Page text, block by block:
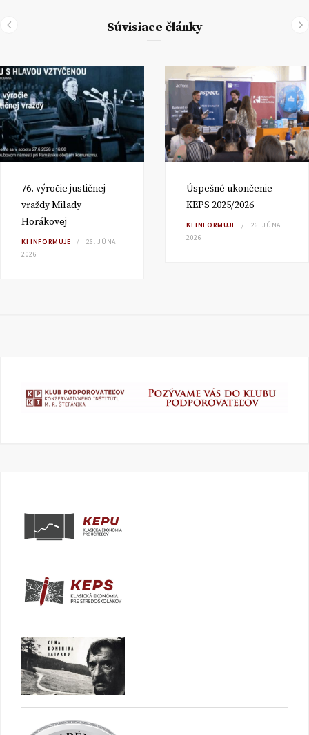
Súvisiace články
76. výročie justičnej
vraždy Milady
Horákovej
KI INFORMUJE
26. JÚNA
2026
Úspešné ukončenie
KEPS 2025/2026
KI INFORMUJE
26. JÚNA
2026